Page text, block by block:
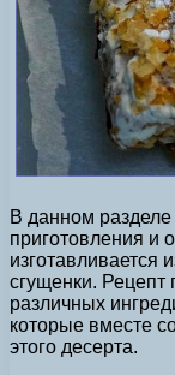
В данном
приготовления и
изготавливается
сгущенки. Рецепт
различных
которые вместе
этого десерта.